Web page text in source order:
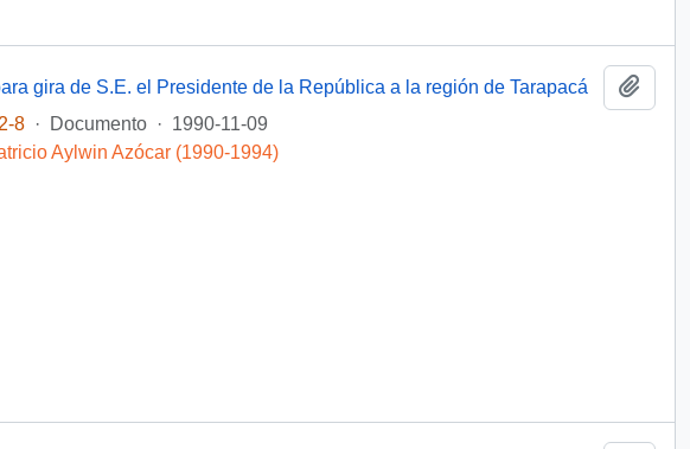
gira de S.E. el Presidente de la República a la región de Tarapacá
8
· Documento · 1990-11-09
Aylwin Azócar (1990-1994)